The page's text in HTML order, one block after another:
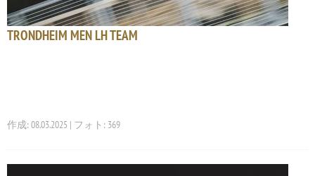
TRONDHEIM MEN LH TEAM
作成: 08.03.2025 | フォト: 369